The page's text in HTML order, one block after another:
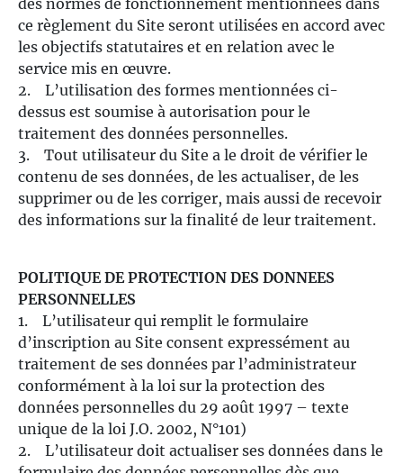
des normes de fonctionnement mentionnées dans
ce règlement du Site seront utilisées en accord avec
les objectifs statutaires et en relation avec le
service mis en œuvre.
2. L’utilisation des formes mentionnées ci-
dessus est soumise à autorisation pour le
traitement des données personnelles.
3. Tout utilisateur du Site a le droit de vérifier le
contenu de ses données, de les actualiser, de les
supprimer ou de les corriger, mais aussi de recevoir
des informations sur la finalité de leur traitement.
POLITIQUE DE PROTECTION DES DONNEES
PERSONNELLES
1. L’utilisateur qui remplit le formulaire
d’inscription au Site consent expressément au
traitement de ses données par l’administrateur
conformément à la loi sur la protection des
données personnelles du 29 août 1997 – texte
unique de la loi J.O. 2002, N°101)
2. L’utilisateur doit actualiser ses données dans le